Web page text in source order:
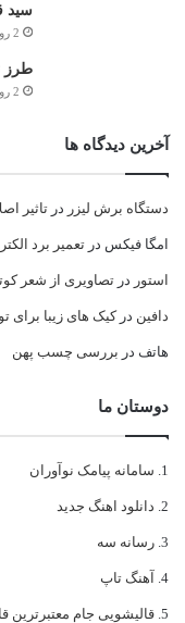
سید
2 روز پیش
طرز
2 روز پیش
آخرین دیدگاه ها
دستگاه برش لیزر در تاثیر
امگا فیکس در تعمیر برد
استور در تصاویری از شعر
دافین درکیک های زیبا برای
هاتف در بررسی چسب پهن
دوستان ما
سامانه پیامک نوآوران
دانلود اهنگ جدید
رسانه سه
آهنگ تاپ
قالیشویی جام معتبرترین